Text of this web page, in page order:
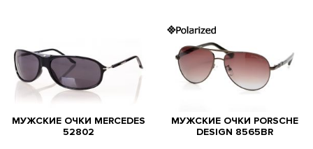
МУЖСКИЕ ОЧКИ MERCEDES
52802
МУЖСКИЕ ОЧКИ PORSCHE
DESIGN 8565BR